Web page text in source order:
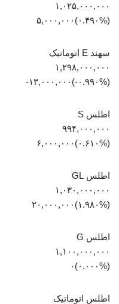
۱,۰۲۵,۰۰۰,۰۰۰
(‎۰.۴۹۰%‏)‎۵,۰۰۰,۰۰۰‏
سهند E اتوماتیک
۱,۲۹۸,۰۰۰,۰۰۰
(‎-۰.۹۹۰%‏)‎-۱۳,۰۰۰,۰۰۰‏
اطلس S
۹۹۴,۰۰۰,۰۰۰
(‎۰.۶۱۰%‏)‎۶,۰۰۰,۰۰۰‏
اطلس GL
۱,۰۳۰,۰۰۰,۰۰۰
(‎۱.۹۸۰%‏)‎۲۰,۰۰۰,۰۰۰‏
اطلس G
۱,۱۰۰,۰۰۰,۰۰۰
(۰.۰۰۰%)۰
اطلس اتوماتیک